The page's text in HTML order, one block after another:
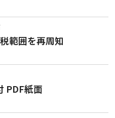
範囲を再周知
PDF紙面